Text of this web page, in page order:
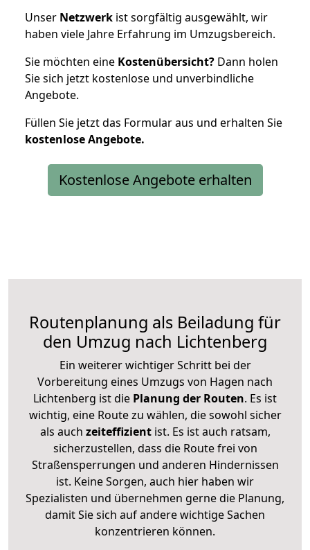
Unser Netzwerk ist sorgfältig ausgewählt, wir
haben viele Jahre Erfahrung im Umzugsbereich.
Sie möchten eine Kostenübersicht? Dann holen
Sie sich jetzt kostenlose und unverbindliche
Angebote.
Füllen Sie jetzt das Formular aus und erhalten Sie
kostenloseAngebote.
Kostenlose Angebote erhalten
Routenplanung als Beiladung für
den Umzug nach Lichtenberg
Ein weiterer wichtiger Schritt bei der
Vorbereitung eines Umzugs von Hagen nach
Lichtenberg ist die Planung der Routen. Es ist
wichtig, eine Route zu wählen, die sowohl sicher
als auch zeiteffizientist. Es ist auch ratsam,
sicherzustellen, dass die Route frei von
Straßensperrungen und anderen Hindernissen
ist. Keine Sorgen, auch hier haben wir
Spezialisten und übernehmen gerne die Planung,
damit Sie sich auf andere wichtige Sachen
konzentrieren können.